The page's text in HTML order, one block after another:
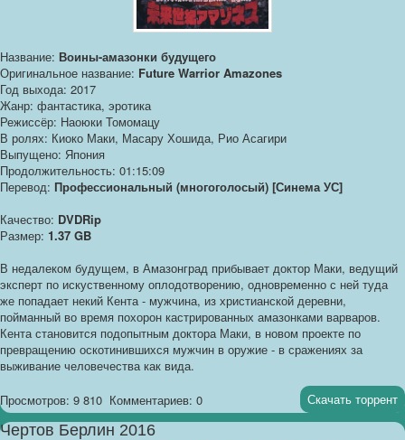
Название: Воины-амазонки будущего
Оригинальное название: Future Warrior Amazones
Год выхода: 2017
Жанр: фантастика, эротика
Режиссёр: Наоюки Томомацу
В ролях: Киоко Маки, Масару Хошида, Рио Асагири
Выпущено: Япония
Продолжительность: 01:15:09
Перевод: Профессиональный (многоголосый) [Синема УС]
Качество: DVDRip
Размер: 1.37 GB
В недалеком будущем, в Амазонград прибывает доктор Маки, ведущий
эксперт по искуственному оплодотворению, одновременно с ней туда
же попадает некий Кента - мужчина, из христианской деревни,
пойманный во время похорон кастрированных амазонками варваров.
Кента становится подопытным доктора Маки, в новом проекте по
превращению оскотинившихся мужчин в оружие - в сражениях за
выживание человечества как вида.
Просмотров: 9 810 Комментариев: 0 Скачать торрент
Чертов Берлин 2016